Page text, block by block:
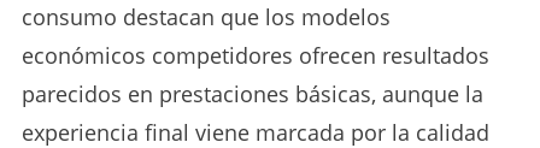
consumo destacan que los modelos
económicos competidores ofrecen resultados
parecidos en prestaciones básicas, aunque la
experiencia final viene marcada por la calidad